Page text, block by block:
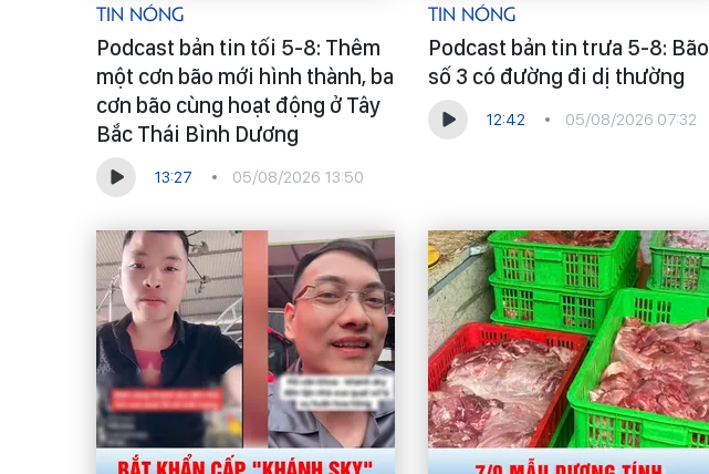
Tin Nóng
Podcast bản tin tối 5-8: Thêm
một cơn bão mới hình thành, ba
cơn bão cùng hoạt động ở Tây
Bắc Thái Bình Dương
13:27 05/08/2026 13:50
Tin Nóng
Podcast bản tin trưa 5-8: Bão
số 3 có đường đi dị thường
12:42 05/08/2026 07:32